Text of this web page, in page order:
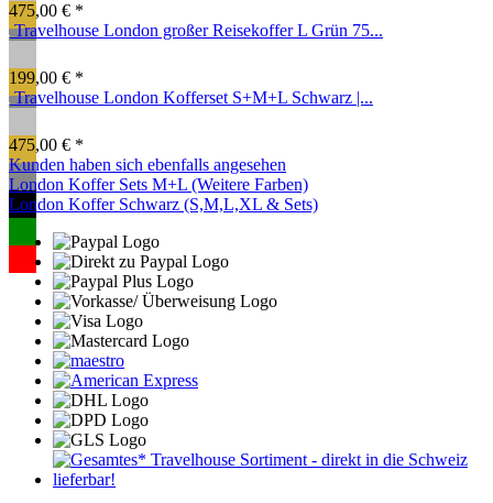
475,00 € *
Travelhouse London großer Reisekoffer L Grün 75...
199,00 € *
Travelhouse London Kofferset S+M+L Schwarz |...
475,00 € *
Kunden haben sich ebenfalls angesehen
London Koffer Sets M+L (Weitere Farben)
London Koffer Schwarz (S,M,L,XL & Sets)